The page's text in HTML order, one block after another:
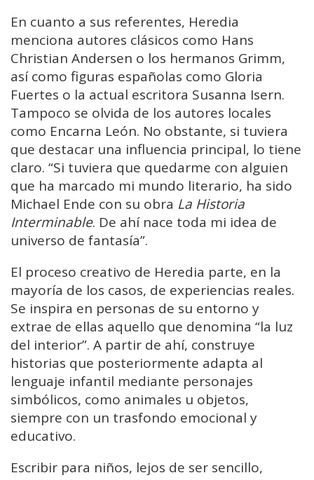
En cuanto a sus referentes, Heredia
menciona autores clásicos como Hans
Christian Andersen o los hermanos Grimm,
así como figuras españolas como Gloria
Fuertes o la actual escritora Susanna Isern.
Tampoco se olvida de los autores locales
como Encarna León. No obstante, si tuviera
que destacar una influencia principal, lo tiene
claro. “Si tuviera que quedarme con alguien
que ha marcado mi mundo literario, ha sido
Michael Ende con su obra La Historia
Interminable. De ahí nace toda mi idea de
universo de fantasía”.
El proceso creativo de Heredia parte, en la
mayoría de los casos, de experiencias reales.
Se inspira en personas de su entorno y
extrae de ellas aquello que denomina “la luz
del interior”. A partir de ahí, construye
historias que posteriormente adapta al
lenguaje infantil mediante personajes
simbólicos, como animales u objetos,
siempre con un trasfondo emocional y
educativo.
Escribir para niños, lejos de ser sencillo,